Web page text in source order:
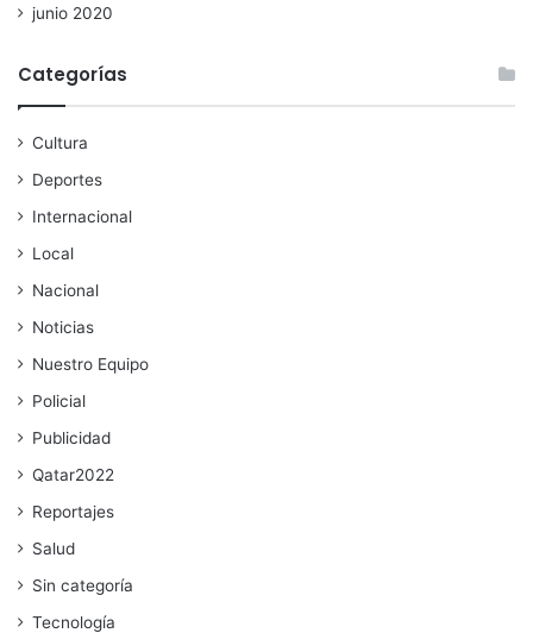
junio 2020
Categorías
Cultura
Deportes
Internacional
Local
Nacional
Noticias
Nuestro Equipo
Policial
Publicidad
Qatar2022
Reportajes
Salud
Sin categoría
Tecnología